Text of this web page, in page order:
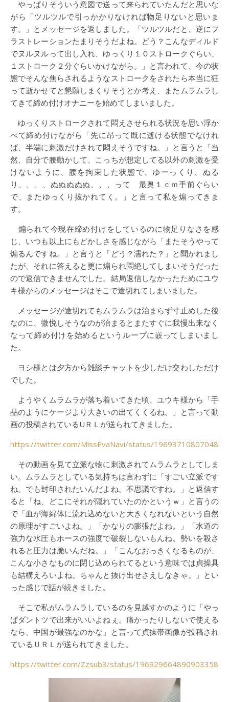
やっぱりそういう意図で送って来られていたんだと思いな
がら「ツルツルで引っかかりなければ物足りないと思いま
す。」とメッセージを返しました。「ツルツルだと、逆にフ
ラストレーションたまりそうだよね。どう？こんなディルド
でヌルヌルって出し入れ、ゆっくり１０ストロークぐらい、
１ストローク２分ぐらいかけながら。」と言われて、今の状
態でそんな焦らされるようなストロークをされたら本当に狂
って逝かせてと懇願しまくりそうとか考え、またムラムラし
てきて締め付けオナニーを始めてしまいました。
ゆっくりストロークされて悶えさせられる状況を思い浮か
べて締め付けながら「先に昂って既に逝ける状態でなけれ
ば、半端に刺激だけされて悶えそうですね。」と言うと「当
然、自分で腰動かして、こっちが想定してる以外の刺激を受
けないように、腰を拘束した状態で、ゆーっくり、ぬる
り、、、、ぬぬぬぬぬ、、、って 最奥１ｃｍ手前ぐらい
で、またゆっくり抜かれてく。」と言って私を煽ってきま
す。
煽られて今現在締め付けをしているのに物足りなさを感
じ、いつも以上にもどかしさを感じながら「またそうやって
煽るんですね。」と言うと「どう？濡れた？」と聞かれまし
たが、それに答えると更に煽られ悶絶してしまいそうだった
ので返信できませんでした。結局返信しなかったためにユウ
キ様からのメッセージはそこで途切れてしまいました。
メッセージが途切れてもムラムラは治まらず寸止めした後
なのに、微悦しそうなのが治まるとまたすぐに我慢出来なく
なって締め付けを始めるというループに嵌ってしまいまし
た。
ヨシ様とは夕方から雑談チャットを少しだけ交わしただけ
でした。
ようやくムラムラが落ち着いてきた頃、ユウキ様から「手
品のようにケージより大きいの出てくくるね。」と言って動
画の投稿されているUＲＬが送られてきました。
https://twitter.com/MissEvaNavi/status/
その動画を見て立派な物に刺激されてムラムラとしてしま
い。ムラムラとしている気持ちは言わずに「すごい立派です
ね。でも封印されたいんだよね。不思議ですね。」と返信す
ると「ね、どこにそれが隠れていたのかというｗ」と言うの
で「血が海綿体に流れ込めないと大きくなれないという自然
の原理がすごいよね。」「かなりの膨張だよね。」「水道の
強力な水圧もホースの強度で破裂しないもんね。勢いを殺さ
れると圧力は脆いんだね。」「こんなおっきくなるものが、
こんな小さなものに閉じ込められてるという意味では貞操具
も結構えろいよね。ちゃんと抜け出せさえしなきゃ。」とい
った感じで話が続きました。
そこで私がムラムラしているのを見越すかのように「やっ
ぱダントツで出来がいいよねぇ。痛かったりしないで使える
なら、中国が最強なのかな」と言って貞操帯画像が投稿され
ているＵＲＬが送られてきました。
https://twitter.com/Zzsub3/status/1969296648909033585